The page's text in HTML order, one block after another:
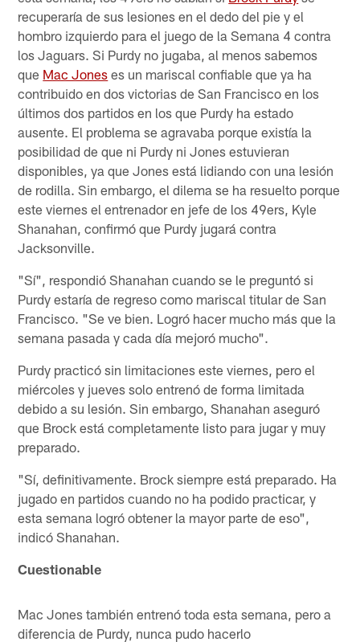
recuperaría de sus lesiones en el dedo del pie y el
hombro izquierdo para el juego de la Semana 4 contra
los Jaguars. Si Purdy no jugaba, al menos sabemos
que Mac Jones es un mariscal confiable que ya ha
contribuido en dos victorias de San Francisco en los
últimos dos partidos en los que Purdy ha estado
ausente. El problema se agravaba porque existía la
posibilidad de que ni Purdy ni Jones estuvieran
disponibles, ya que Jones está lidiando con una lesión
de rodilla. Sin embargo, el dilema se ha resuelto porque
este viernes el entrenador en jefe de los 49ers, Kyle
Shanahan, confirmó que Purdy jugará contra
Jacksonville.
"Sí", respondió Shanahan cuando se le preguntó si
Purdy estaría de regreso como mariscal titular de San
Francisco. "Se ve bien. Logró hacer mucho más que la
semana pasada y cada día mejoró mucho".
Purdy practicó sin limitaciones este viernes, pero el
miércoles y jueves solo entrenó de forma limitada
debido a su lesión. Sin embargo, Shanahan aseguró
que Brock está completamente listo para jugar y muy
preparado.
"Sí, definitivamente. Brock siempre está preparado. Ha
jugado en partidos cuando no ha podido practicar, y
esta semana logró obtener la mayor parte de eso",
indicó Shanahan.
Cuestionable
Mac Jones también entrenó toda esta semana, pero a
diferencia de Purdy, nunca pudo hacerlo